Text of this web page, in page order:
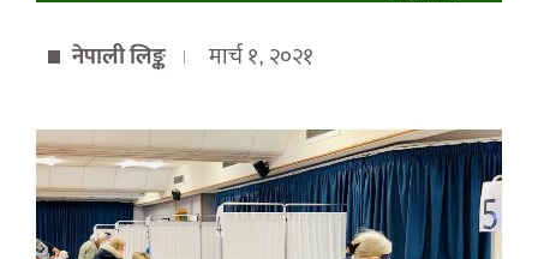
नेपाली लिङ्क मार्च १, २०२१